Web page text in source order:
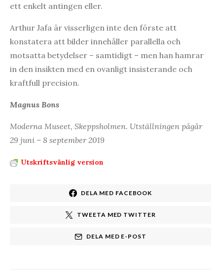
ett enkelt antingen eller.
Arthur Jafa är visserligen inte den förste att
konstatera att bilder innehåller parallella och
motsatta betydelser – samtidigt – men han hamrar
in den insikten med en ovanligt insisterande och
kraftfull precision.
Magnus Bons
Moderna Museet, Skeppsholmen. Utställningen pågår
29 juni – 8 september 2019
Utskriftsvänlig version
DELA MED FACEBOOK
TWEETA MED TWITTER
DELA MED E-POST